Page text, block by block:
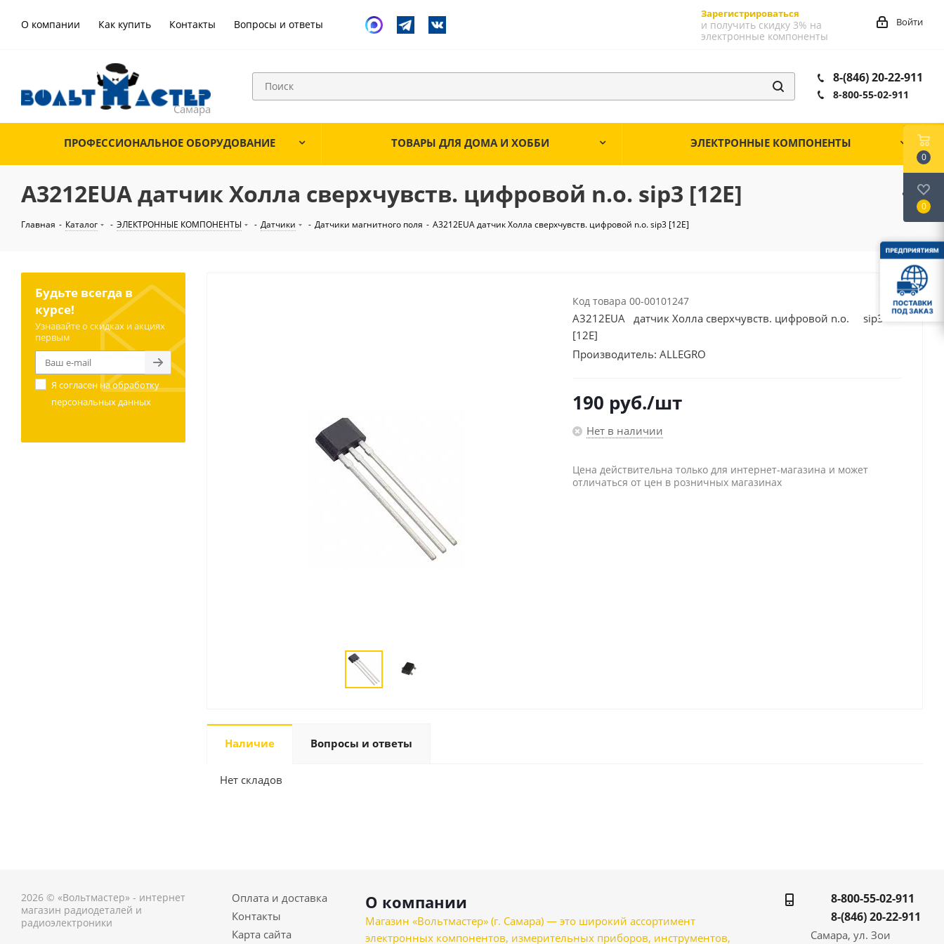
О компании Как купить Контакты Вопросы и ответы
Зарегистрироваться
и получить скидку 3% на
электронные компоненты
Войти
8-(846) 20-22-911
8-800-55-02-911
ПРОФЕССИОНАЛЬНОЕ ОБОРУДОВАНИЕ ТОВАРЫ ДЛЯ ДОМА И ХОББИ ЭЛЕКТРОННЫЕ КОМПОНЕНТЫ
A3212EUA датчик Холла сверхчувств. цифровой n.o. sip3 [12E]
Главная - Каталог - ЭЛЕКТРОННЫЕ КОМПОНЕНТЫ - Датчики - Датчики магнитного поля - A3212EUA датчик Холла сверхчувств. цифровой n.o. sip3 [12E]
Код товара 00-00101247
A3212EUA датчик Холла сверхчувств. цифровой n.o. sip3
[12E]
Производитель: ALLEGRO
190 руб./шт
Нет в наличии
Цена действительна только для интернет-магазина и может
отличаться от цен в розничных магазинах
Наличие Вопросы и ответы
Нет складов
Будьте всегда в
курсе!
Узнавайте о скидках и акциях
первым
Я согласен наобработку
персональных данных
2026 © «Вольтмастер» - интернет
магазин радиодеталей и
радиоэлектроники
Оплата и доставка
Контакты
Карта сайта
О компании
Магазин «Вольтмастер» (г. Самара) — это широкий ассортимент
электронных компонентов, измерительных приборов, инструментов,
8-800-55-02-911
8-(846) 20-22-911
Самара, ул. Зои
0
0